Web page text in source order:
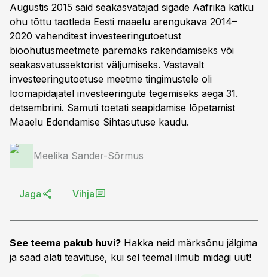
Augustis 2015 said seakasvatajad sigade Aafrika katku
ohu tõttu taotleda Eesti maaelu arengukava 2014–
2020 vahenditest investeeringutoetust
bioohutusmeetmete paremaks rakendamiseks või
seakasvatussektorist väljumiseks. Vastavalt
investeeringutoetuse meetme tingimustele oli
loomapidajatel investeeringute tegemiseks aega 31.
detsembrini. Samuti toetati seapidamise lõpetamist
Maaelu Edendamise Sihtasutuse kaudu.
Meelika Sander-Sõrmus
Jaga Vihja
See teema pakub huvi? Hakka neid märksõnu jälgima
ja saad alati teavituse, kui sel teemal ilmub midagi uut!